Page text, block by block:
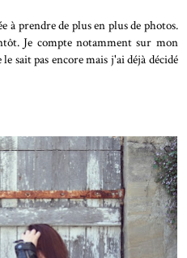
à prendre de plus en plus de photos.
Je compte notamment sur mon
sait pas encore mais j'ai déjà décidé